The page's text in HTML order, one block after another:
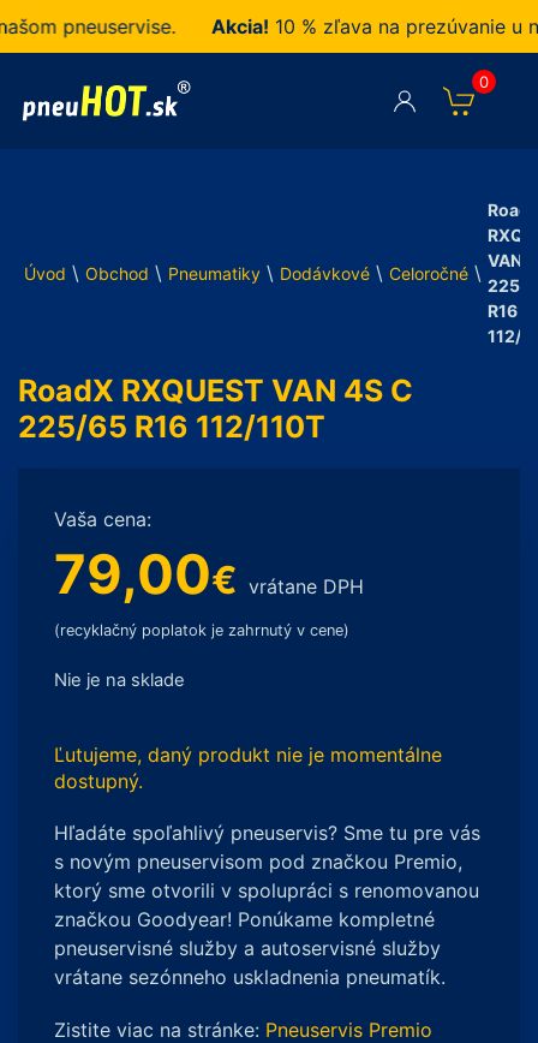
pneuservise. Akcia!10 % zľava na prezúvanie u
0
Úvod \ Obchod \ Pneumatiky \ Dodávkové \ Celoročné \
VAN
225/
R16
112/
RoadX RXQUEST VAN 4S C
225/65 R16 112/110T
Vaša cena:
79,00€ vrátane DPH
(recyklačný poplatok je zahrnutý v cene)
Nie je na sklade
Ľutujeme, daný produkt nie je momentálne
dostupný.
Hľadáte spoľahlivý pneuservis? Sme tu pre vás
s novým pneuservisom pod značkou Premio,
ktorý sme otvorili v spolupráci s renomovanou
značkou Goodyear! Ponúkame kompletné
pneuservisné služby a autoservisné služby
vrátane sezónneho uskladnenia pneumatík.
Zistite viac na stránke: Pneuservis Premio